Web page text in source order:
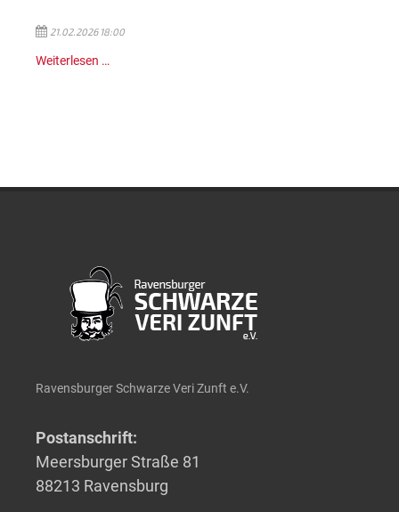
21.02.2026 18:00
Weiterlesen …
Ravensburger Schwarze Veri Zunft e.V.
Postanschrift:
Meersburger Straße 81
88213 Ravensburg